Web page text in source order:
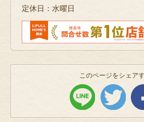
定休日：水曜日
このページをシェア